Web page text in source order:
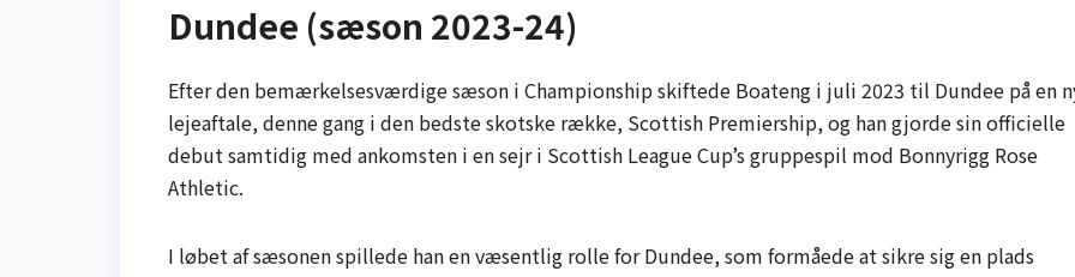
Dundee (sæson 2023-24)
Efter den bemærkelsesværdige sæson i Championship skiftede Boateng i juli 2023 til Dundee på en
lejeaftale, denne gang i den bedste skotske række, Scottish Premiership, og han gjorde sin officielle
debut samtidig med ankomsten i en sejr i Scottish League Cup’s gruppespil mod Bonnyrigg Rose
Athletic.
I løbet af sæsonen spillede han en væsentlig rolle for Dundee, som formåede at sikre sig en plads